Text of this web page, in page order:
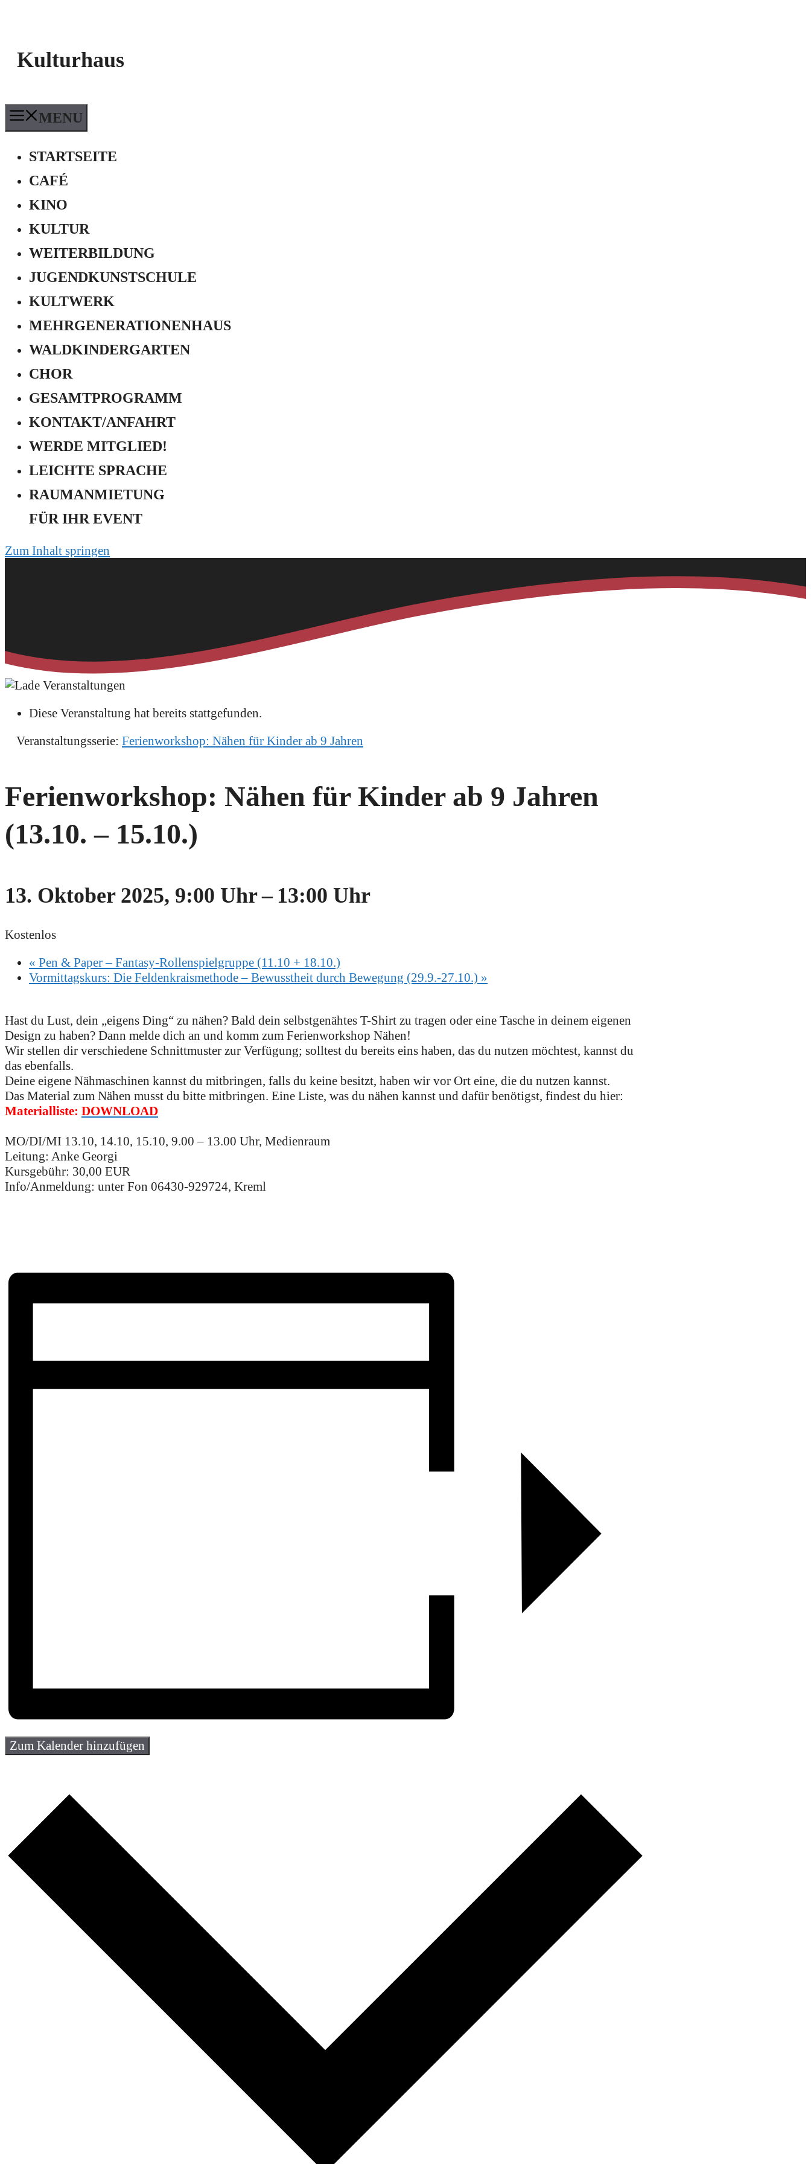
Kulturhaus
MENU
STARTSEITE
CAFÉ
KINO
KULTUR
WEITERBILDUNG
JUGEND­KUNSTSCHULE
KULTWERK
MEHRGENERATIONEN­HAUS
WALDKINDERGARTEN
CHOR
GESAMTPROGRAMM
KONTAKT/ANFAHRT
WERDE MITGLIED!
LEICHTE SPRACHE
RAUMANMIETUNG
FÜR IHR EVENT
Zum Inhalt springen
Diese Veranstaltung hat bereits stattgefunden.
Veranstaltungsserie: Ferienworkshop: Nähen für Kinder ab 9 Jahren
Ferienworkshop: Nähen für Kinder ab 9 Jahren
(13.10. – 15.10.)
13. Oktober 2025, 9:00 Uhr– 13:00 Uhr
Kostenlos
« Pen & Paper – Fantasy-Rollenspielgruppe (11.10 + 18.10.)
Vormittagskurs: Die Feldenkraismethode – Bewusstheit durch Bewegung (29.9.-27.10.) »
Hast du Lust, dein „eigens Ding“ zu nähen? Bald dein selbstgenähtes T-Shirt zu tragen oder eine Tasche in deinem eigenen
Design zu haben? Dann melde dich an und komm zum Ferienworkshop Nähen!
Wir stellen dir verschiedene Schnittmuster zur Verfügung; solltest du bereits eins haben, das du nutzen möchtest, kannst du
das ebenfalls.
Deine eigene Nähmaschinen kannst du mitbringen, falls du keine besitzt, haben wir vor Ort eine, die du nutzen kannst.
Das Material zum Nähen musst du bitte mitbringen. Eine Liste, was du nähen kannst und dafür benötigst, findest du hier:
Materialliste: DOWNLOAD
MO/DI/MI 13.10, 14.10, 15.10, 9.00 – 13.00 Uhr, Medienraum
Leitung: Anke Georgi
Kursgebühr: 30,00 EUR
Info/Anmeldung: unter Fon 06430-929724, Kreml
Zum Kalender hinzufügen